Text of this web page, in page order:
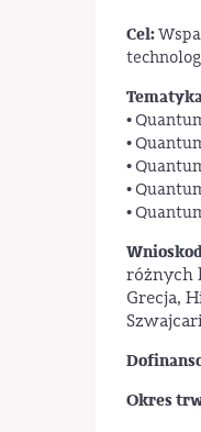
Cel:
•
•
•
•
•
różnych
Grecja,
Okres